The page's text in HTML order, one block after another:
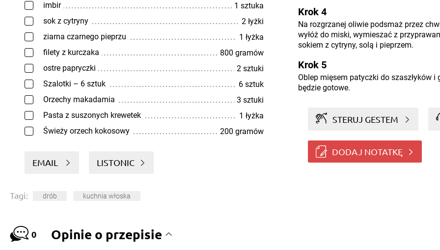
imbir
1 sztuka
sok z cytryny
2 łyżki
ziarna czarnego pieprzu
1 łyżka
filety z kurczaka
800 gramów
ostre papryczki
2 sztuki
Szalotki – 6 sztuk
6 sztuk
Orzechy makadamia
3 sztuki
Pasta z suszonych krewetek
1 łyżka
Świeży orzech kokosowy
200 gramów
EMAIL LISTONIC
Krok 4
Na rozgrzanej oliwie podsmaż przez
wyłóż do miski, wymieszać z
sokiem z cytryny, solą i pieprzem.
Krok 5
Oblep mięsem patyczki do szaszłyków
będzie gotowe.
STERUJ GESTEM
DODAJ NOTATKĘ
Tagi: drób kuchnia włoska
0 Opinie o przepisie